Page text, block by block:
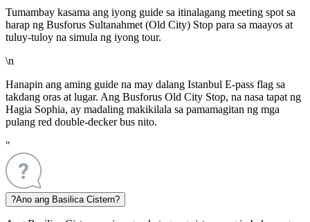
Tumambay kasama ang iyong guide sa itinalagang meeting spot sa
harap ng Busforus Sultanahmet (Old City) Stop para sa maayos at
tuluy-tuloy na simula ng iyong tour.
\n
Hanapin ang aming guide na may dalang Istanbul E-pass flag sa
takdang oras at lugar. Ang Busforus Old City Stop, na nasa tapat ng
Hagia Sophia, ay madaling makikilala sa pamamagitan ng mga
pulang red double-decker bus nito.
"
?Ano ang Basilica Cistern?